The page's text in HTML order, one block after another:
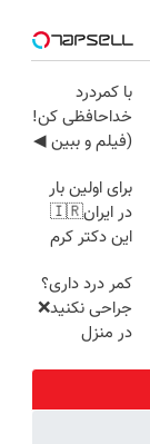
با کمردرد
خداحافظی کن!
(فیلم و ببین ◀
پرکن)
برای اولین بار
در ایران🇮🇷
این دکتر کرم
روزه ساخت!
کمر درد داری؟
جراحی نکنید❌
در منزل